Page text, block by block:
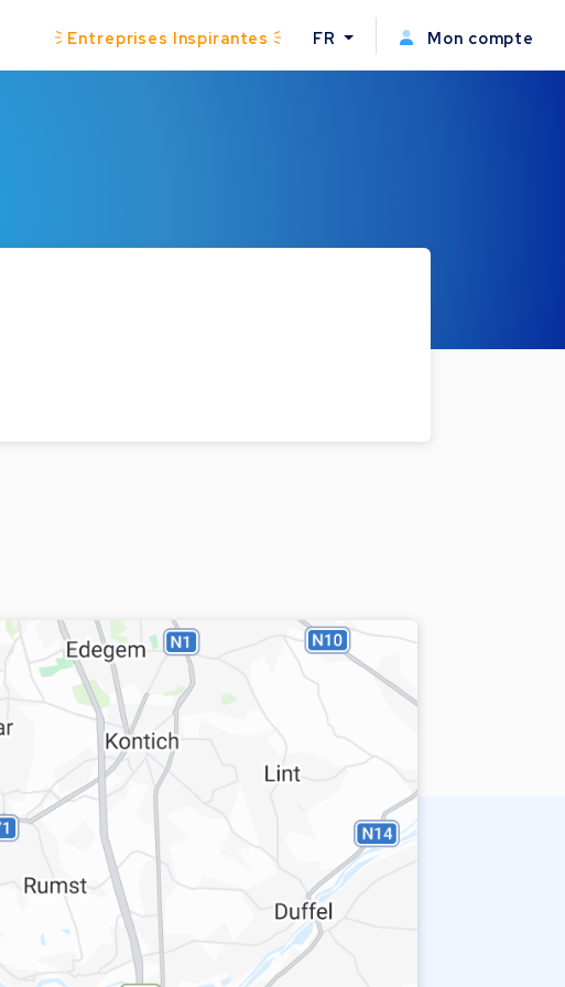
Entreprises Inspirantes FR Mon compte